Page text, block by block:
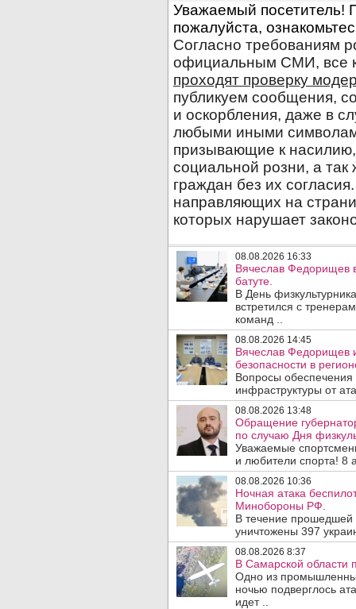
08.08.2026 16:33
Вячеслав Федорищев
батуте.
В День
встретился с
команд ..
08.08.2026 14:45
Вячеслав Федорищев
безопасности в
Вопросы обеспечения
инфраструктуры от
08.08.2026 13:48
Обращение
по случаю Дня
Уважаемые
и любители спорта! 8
08.08.2026 10:36
Ночная атака
Минобороны РФ.
В течение
уничтожены 397
08.08.2026 8:37
В Самарской области
Одно из
ночью подверглось
идет ..